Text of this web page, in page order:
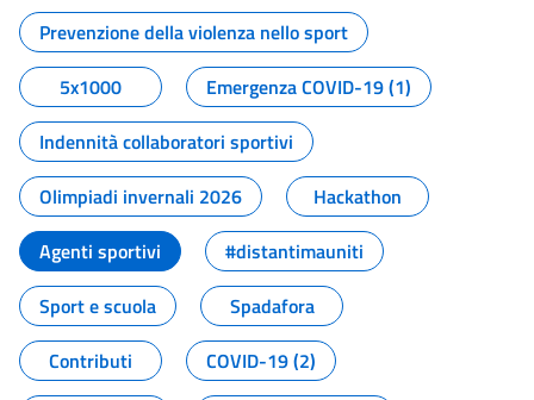
Tutti i contenuti della pagina
Prevenzione della violenza nello sport
5x1000
Emergenza COVID-19 (1)
Indennità collaboratori sportivi
Olimpiadi invernali 2026
Hackathon
Agenti sportivi
#distantimauniti
Sport e scuola
Spadafora
Contributi
COVID-19 (2)